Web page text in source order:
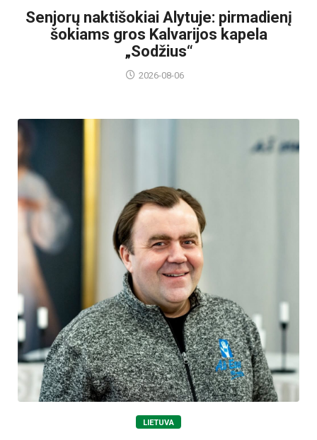
Senjorų naktišokiai Alytuje: pirmadienį
šokiams gros Kalvarijos kapela
„Sodžius“
2026-08-06
LIETUVA